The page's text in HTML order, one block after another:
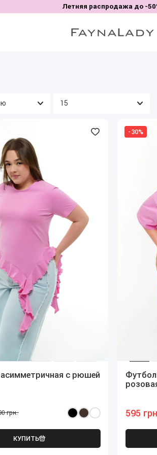
Летняя распродажа до -
с рюшей
грн.
КУПИТЬ
-30%
595